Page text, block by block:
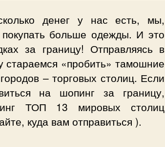
денег у нас есть, мы,
больше одежды. И это
за границу! Отправляясь в
стараемся «пробить» тамошние
– торговых столиц. Если
на шопинг за границу,
ТОП 13 мировых столиц
куда вам отправиться ).